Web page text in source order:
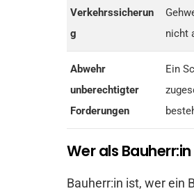
Verkehrssicherun
g
nicht
Abwehr
unberechtigter
Forderungen
Ein
Wer als
Bauherr:in ist, wer ein